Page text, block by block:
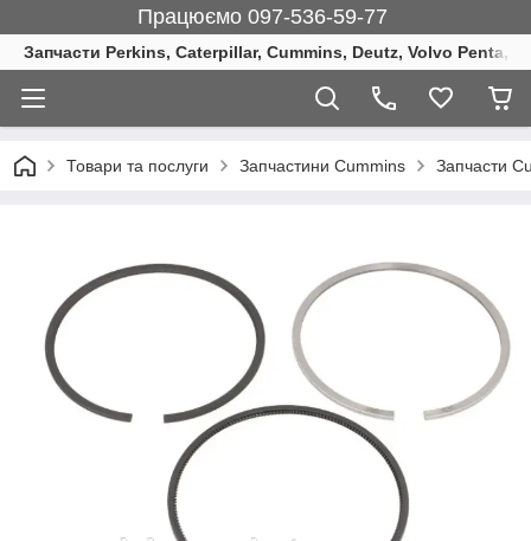
Працюємо 097-536-59-77
Запчасти Perkins, Caterpillar, Cummins, Deutz, Volvo Penta,
Товари та послуги Запчастини Cummins Запчасти